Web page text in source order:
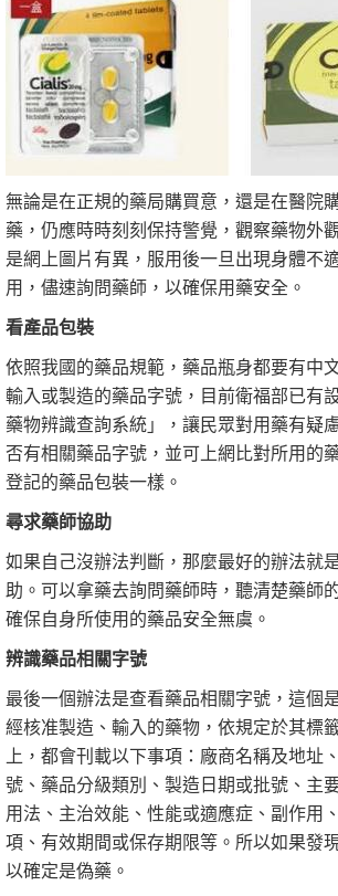
無論是在正規的藥局購買意，還是在醫院
藥，仍應時時刻刻保持警覺，觀察藥物外
是網上圖片有異，服用後一旦出現身體不
用，儘速詢問藥師，以確保用藥安全。
看產品包裝
依照我國的藥品規範，藥品瓶身都要有中
輸入或製造的藥品字號，目前衛福部已有
藥物辨識查詢系統」，讓民眾對用藥有疑
否有相關藥品字號，並可上網比對所用的
登記的藥品包裝一樣。
尋求藥師協助
如果自己沒辦法判斷，那麼最好的辦法就
助。可以拿藥去詢問藥師時，聽清楚藥師
確保自身所使用的藥品安全無虞。
辨識藥品相關字號
最後一個辦法是查看藥品相關字號，這個
經核准製造、輸入的藥物，依規定於其標
上，都會刊載以下事項：廠商名稱及地址
號、藥品分級類別、製造日期或批號、主
用法、主治效能、性能或適應症、副作用
項、有效期間或保存期限等。所以如果發
以確定是偽藥。